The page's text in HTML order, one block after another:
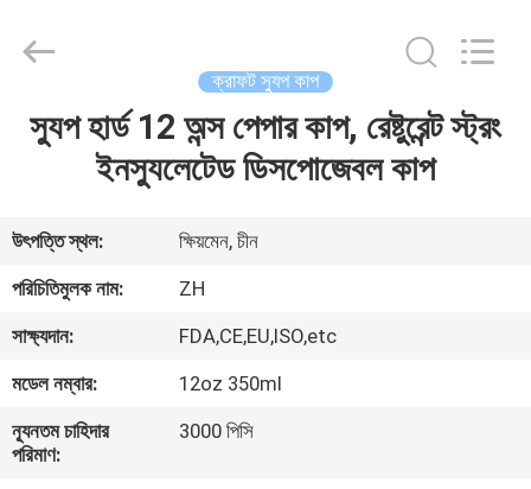
বাড়ি
আমাদের
সম্পর্কে
কারখানা
ভ্রমণ
Protection
Technology
Rights
Reserved.
ক্রাফট স্যুপ কাপ
স্যুপ হার্ড 12 অন্স পেপার কাপ, রেষ্টুরেন্ট স্ট্রং
ইনস্যুলেটেড ডিসপোজেবল কাপ
উৎপত্তি স্থল:
ক্ষিয়মেন, চীন
পরিচিতিমুলক নাম:
ZH
সাক্ষ্যদান:
FDA,CE,EU,ISO,etc
মডেল নম্বার:
12oz 350ml
ন্যূনতম চাহিদার
পরিমাণ:
3000 পিসি